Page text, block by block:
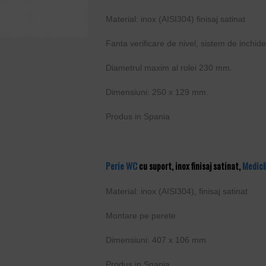
Material: inox (AISI304) finisaj satinat
Fanta verificare de nivel, sistem de
Diametrul maxim al rolei 230 mm.
Dimensiuni: 250 x 129 mm.
Produs in Spania
Perie WCcu suport, inox finisaj satinat,
Material: inox (AISI304), finisaj satinat
Montare pe perete
Dimensiuni: 407 x 106 mm